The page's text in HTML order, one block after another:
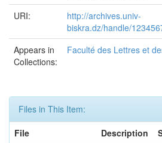
URI:
http://archives.univ-
biskra.dz/handle/
Appears in
Collections:
Faculté des Lettres et
Files in This Item:
File
Description